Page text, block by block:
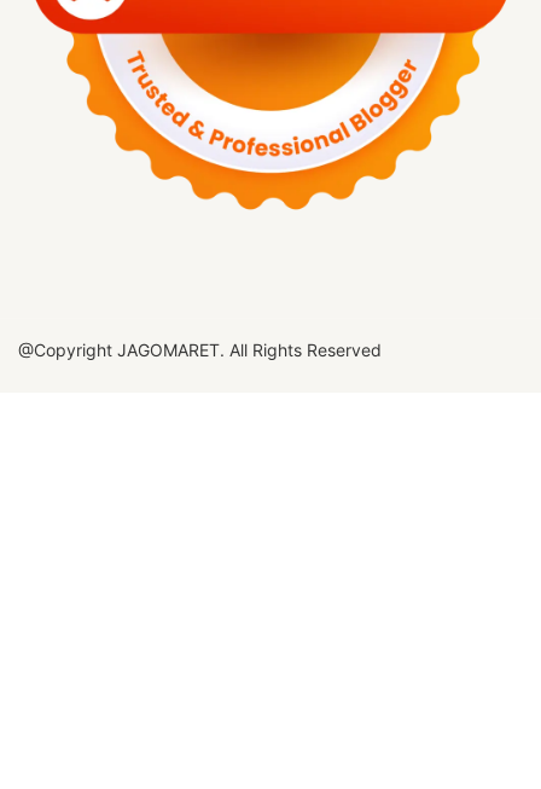
@Copyright JAGOMARET. All Rights Reserved